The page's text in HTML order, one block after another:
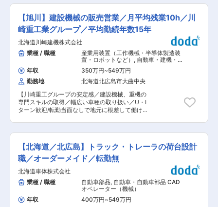
庁の依頼の社会的貢献度の高いプロジェクトのほ
か、東日本大震災の災害復旧では、長年のノウハ
ウや製品のスピード・強度などから津波により崩
壊した30の橋のうち、29橋を当社の仮設橋梁で
対応しています。 ■市場環境について 業界全体
で市場のニーズが高まっています。近年、地震、
台風、大雨による自然災害が増加しており、政府
主導での自然災害への防災・減災対策の動きなど
でニーズが拡大しています。 ◆同社の特徴・魅力
◇ 日本の近代化やグローバル化といった社会の変
化とともに、社会資本の整備に携わり、大規模な
自然災害からの復興、更には国土強靭化にも貢献
することで、1873年創業以来、建設業としての社
都市開発等の幅広い分野で、グローバルに事業を
展開しています。実際に、同社の活躍のフィール
ています。新ドーハ国際空港を始めとして大型の
海外プロジェクトを数多く手掛けており、ますま
す国際社会への貢献を高めています。 変更の範
囲：会社の定める業務
はもちろん、ディスプレイやPOP作成もおまかせ
いたします。 ※カウンセリング・タッチアップな
どの業務はありません。 ◎セルレについて 国内外
のコスメブランドの製品を、80〜30％OFFで販
売するアウトレットコスメのお店です。 そのた
め、店頭に並ぶ製品ラインナップはいつも同じも
のではありません。 月に1回は新しい製品が入っ
てくるから、定期的にお店を覗きに来て頂く常連
様もたくさん！ もちろんスタッフにとっても、い
つも新しいコスメとの出会いがある、ワクワクが
いっぱい詰まったショップです！ ■風通しの良い
職場環境 ・ショップ中のひとつのコーナーを、自
分で販売するものを決めてディスプレイなどを工
夫して運営できます。 ・自分のアイデアを取り入
れて結果に繋がるので非常にやりがいを感じられ
ます。 ・個人ノルマは無し！チームで業務を進め
安心のサポート体制◎ ・入社後すぐに接客マナー
の基本、美容知識、化粧品知識を基礎からしっか
り研修します。 ・全国の店舗の成功事例が共有さ
れるので、あなたの販売スキル・知識を高められ
ます。 ・人間関係や風通しのよさが当社の魅力の
一つ。先輩方が丁寧に業務をサポートしてくれま
だから実現できる様々なキャリアアップ！ 1）チ
【旭川】建設機械の販売営業／月平均残業10h／川
崎重工業グループ／平均勤続年数15年
北海道川崎建機株式会社
業種 / 職種
産業用装置（工作機械・半導体製造装
置・ロボットなど） , 自動車・建機・自
動車部品営業（国内）
年収 350万円~549万円
勤務地
北海道北広島市大曲中央
【川崎重工グループの安定感／建設機械、重機の
専門スキルの取得／幅広い車種の取り扱い／U・I
ターン歓迎/転勤当面なしで地元に根差して働ける
リー除雪車等の販売営業を行います。主に既存ユ
ーザが対象ですが新規開拓もあります。 おおよ
そ、既存：新規＝9：1の割合です。 ・新規営業は
飛び込み訪問ではなく、紹介やお問い合わせ対応
がメインとなります。 ・また、大手企業への新規
開拓の際には、現場に何度も顔を出し、時間を掛
けて関係構築から行っていただきます。顧客訪問
の際には社有車を利用いただきます。 ■組織構成
や教育体制： ・入社後は、先輩社員と同行訪問を
していただき業務を覚えていただきます。 営業ノ
【北海道／北広島】トラック・トレーラの荷台設計
職／オーダーメイド／転勤無
北海道車体株式会社
業種 / 職種
自動車部品, 自動車・自動車部品 CAD
オペレーター（機械）
年収
400万円~549万円